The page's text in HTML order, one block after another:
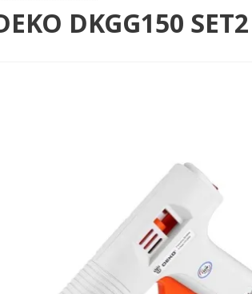
DKGG150 SET2